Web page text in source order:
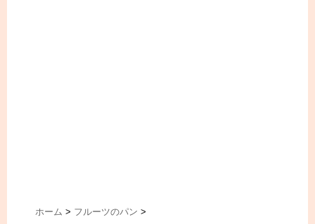
ホーム > フルーツのパン >